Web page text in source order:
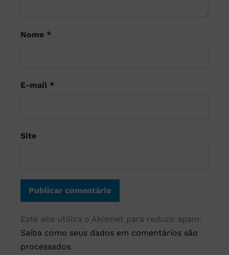
Nome *
E-mail *
Site
Este site utiliza o Akismet para reduzir spam.
Saiba como seus dados em comentários são
processados.